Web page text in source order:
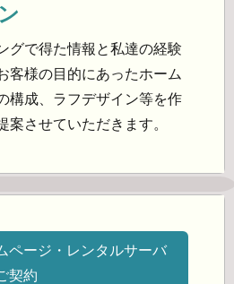
グで得た情報と私達の経験
客様の目的にあったホーム
構成、ラフデザイン等を作
案させていただきます。
ページ・レンタルサーバ
契約